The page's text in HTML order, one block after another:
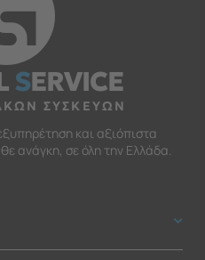
SERVICE
ΣΥΣΚΕΥΩΝ
και αξιόπιστα
ανάγκη, σε όλη την Ελλάδα.